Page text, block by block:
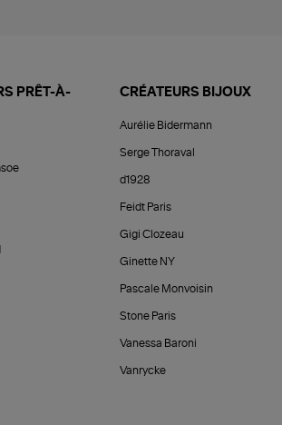
PRÊT-À-
CRÉATEURS BIJOUX
Aurélie Bidermann
Serge Thoraval
d1928
Feidt Paris
Gigi Clozeau
Ginette NY
Pascale Monvoisin
Stone Paris
Vanessa Baroni
Vanrycke